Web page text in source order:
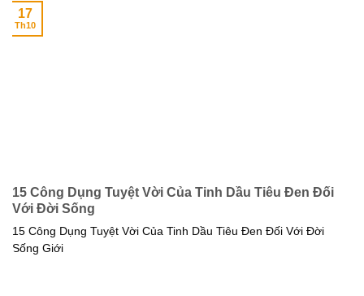
15 Công Dụng Tuyệt Vời Của Tinh Dầu Tiêu Đen Đối
Với Đời Sống
15 Công Dụng Tuyệt Vời Của Tinh Dầu Tiêu Đen Đối Với Đời
Sống Giới
17
Th10